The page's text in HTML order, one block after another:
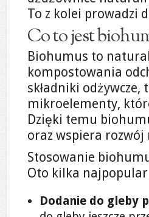
To z kolei prowadzi
Co to jest
Biohumus to
kompostowania
składniki
mikroelementy,
Dzięki temu
oraz wspiera
Stosowanie
Oto kilka
Dodanie do gleby